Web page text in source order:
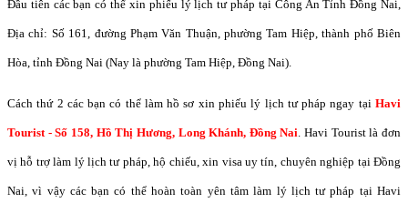
Đầu tiên các bạn có thể xin phiếu lý lịch tư pháp tại Công An Tỉnh Đồng Nai,
Địa chỉ: Số 161, đường Phạm Văn Thuận, phường Tam Hiệp, thành phố Biên
Hòa, tỉnh Đồng Nai (Nay là phường Tam Hiệp, Đồng Nai).
Cách thứ 2 các bạn có thể làm hồ sơ xin phiếu lý lịch tư pháp ngay tại Havi
Tourist - Số 158, Hồ Thị Hương, Long Khánh, Đồng Nai. Havi Tourist là đơn
vị hỗ trợ làm lý lịch tư pháp, hộ chiếu, xin visa uy tín, chuyên nghiệp tại Đồng
Nai, vì vậy các bạn có thể hoàn toàn yên tâm làm lý lịch tư pháp tại Havi